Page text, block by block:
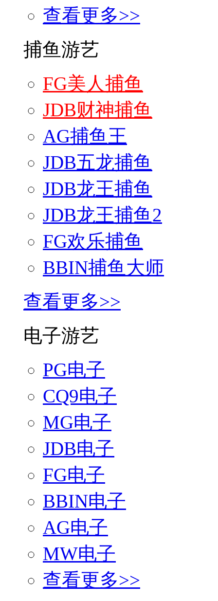
查看更多>>
捕鱼游艺
FG美人捕鱼
JDB财神捕鱼
AG捕鱼王
JDB五龙捕鱼
JDB龙王捕鱼
JDB龙王捕鱼2
FG欢乐捕鱼
BBIN捕鱼大师
查看更多>>
电子游艺
PG电子
CQ9电子
MG电子
JDB电子
FG电子
BBIN电子
AG电子
MW电子
查看更多>>